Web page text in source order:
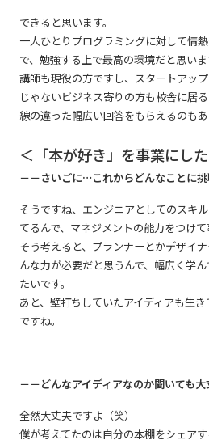
できると思います。
一人ひとりプログラミングに対して情
で、勉強する上で最高の環境だと思いま
講師も現役の方ですし、スタートアッ
じゃないビジネス寄りの方も校舎に居
線の違った幅広い回答をもらえるのもあ
＜「本が好き」を事業にし
－－さいごに…これからどんなことに
そうですね、エンジニアとしてのスキ
てるんで、マネジメントの能力をつけて
そう考えると、プランナーとかデザイ
んな力が必要だと思うんで、幅広く学
たいです。
あと、壁打ちしていたアイディアも生
ですね。
－－どんなアイディアなのか聞いても大
全然大丈夫ですよ（笑）
僕が考えてたのは自分の本棚をシェアす